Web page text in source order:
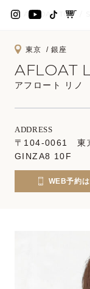
AFLOAT TOP
東京 銀座
AFLOAT
アフロート リノ
ADDRESS
〒104-0061 東
GINZA8 10F
WEB予約